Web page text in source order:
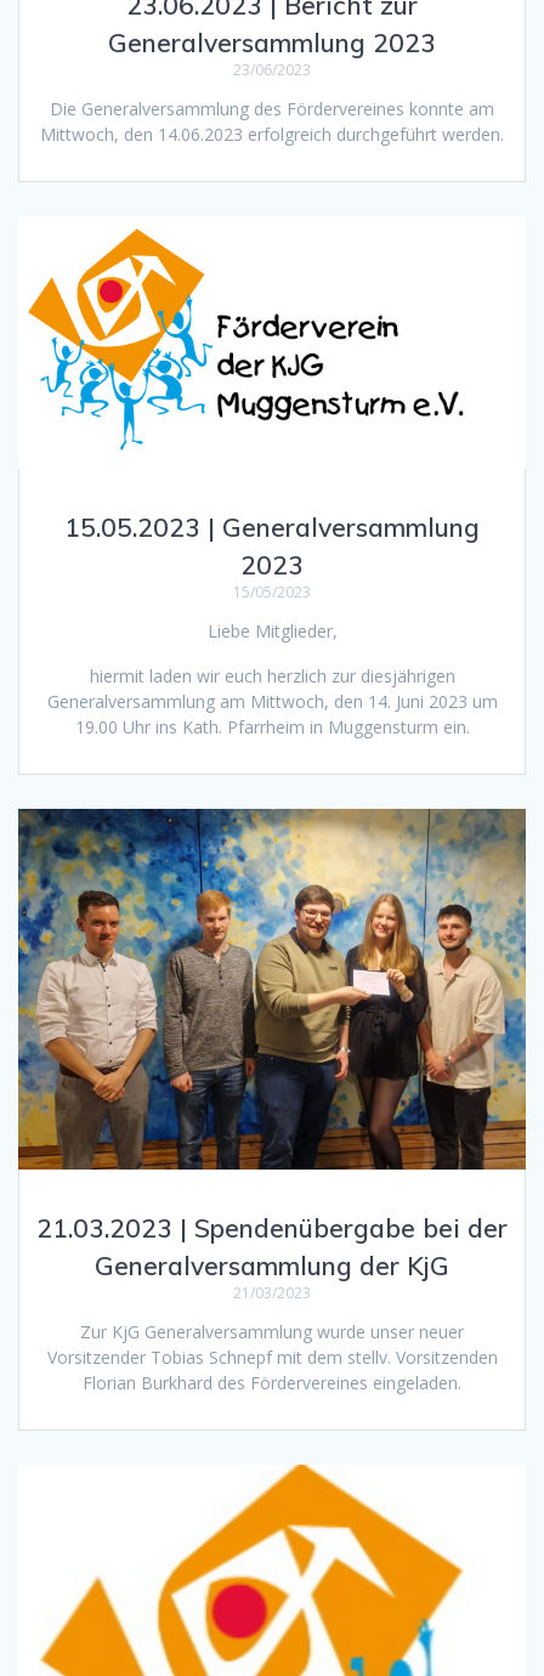
Generalversammlung 2023
23/06/2023
Die Generalversammlung des Fördervereines konnte am
Mittwoch, den 14.06.2023 erfolgreich durchgeführt werden.
15.05.2023 | Generalversammlung
2023
15/05/2023
Liebe Mitglieder,
hiermit laden wir euch herzlich zur diesjährigen
Generalversammlung am Mittwoch, den 14. Juni 2023 um
19.00 Uhr ins Kath. Pfarrheim in Muggensturm ein.
21.03.2023 | Spendenübergabe bei der
Generalversammlung der KjG
21/03/2023
Zur KjG Generalversammlung wurde unser neuer
Vorsitzender Tobias Schnepf mit dem stellv. Vorsitzenden
Florian Burkhard des Fördervereines eingeladen.